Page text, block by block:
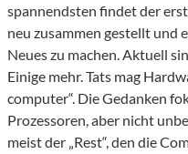
spannendsten findet der
neu zusammen gestellt und
Neues zu machen. Aktuell
Einige mehr. Tats mag
computer“. Die Gedanken
Prozessoren, aber nicht
meist der „Rest“, den die